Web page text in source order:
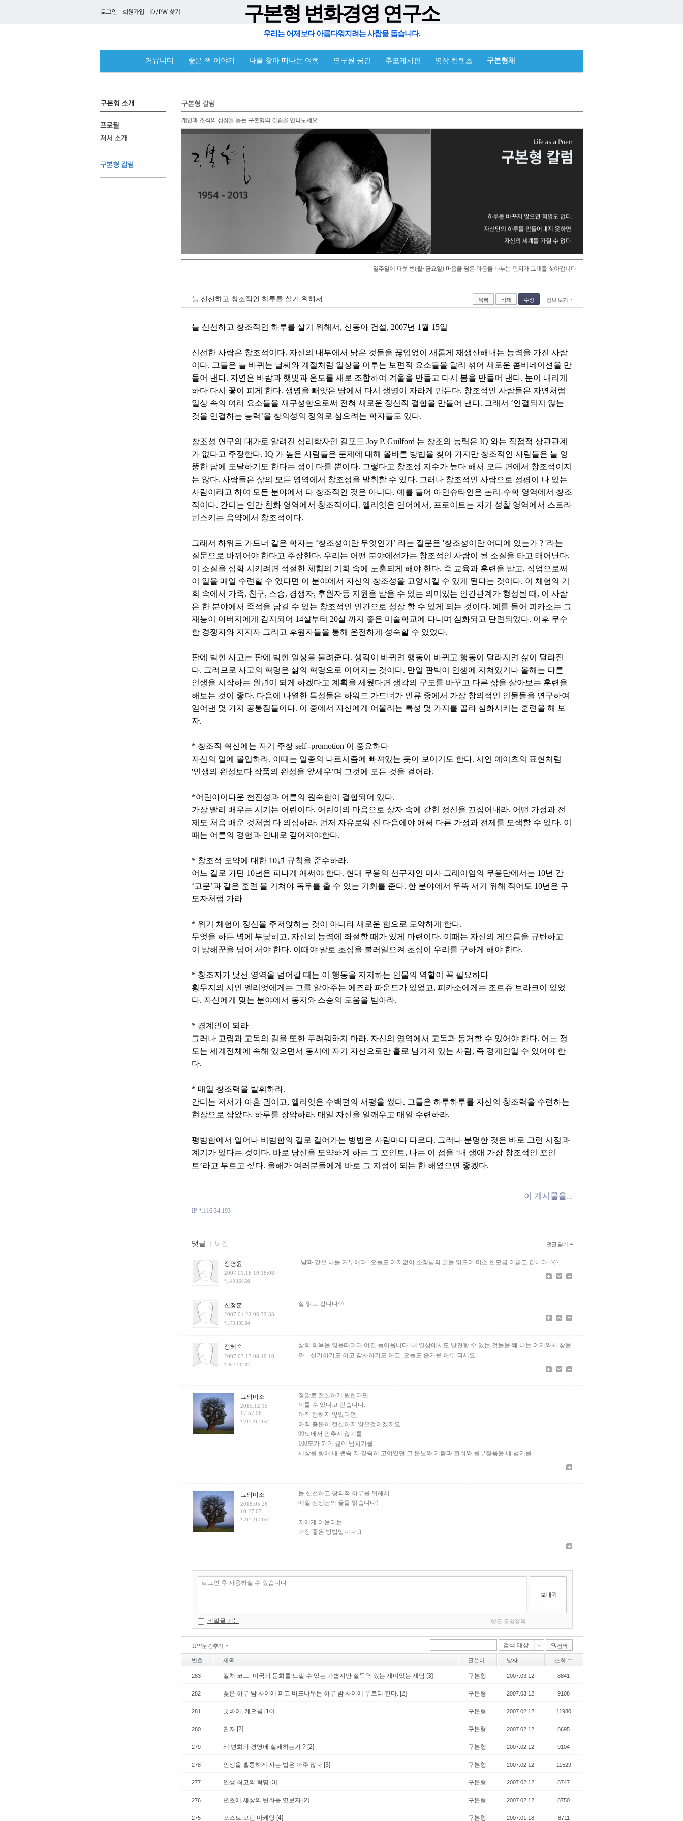
구본형 변화경영 연구소
우리는 어제보다 아름다워지려는 사람을 돕습니다.
커뮤니티 좋은 책 이야기 나를 찾아 떠나는 여행 연구원 공간 추모게시판 영상 컨텐츠 구본형체
늘 신선하고 창조적인 하루를 살기 위해서 목록 삭제 수정 정보 보기
늘 신선하고 창조적인 하루를 살기 위해서, 신동아 건설, 2007년 1월 15일
신선한 사람은 창조적이다. 자신의 내부에서 낡은 것들을 끊임없이 새롭게 재생산해내는 능력을 가진 사람
이다. 그들은 늘 바뀌는 날씨와 계절처럼 일상을 이루는 보편적 요소들을 달리 섞어 새로운 콤비네이션을 만
들어 낸다. 자연은 바람과 햇빛과 온도를 새로 조합하여 겨울을 만들고 다시 봄을 만들어 낸다. 눈이 내리게
하다 다시 꽃이 피게 한다. 생명을 빼앗은 땅에서 다시 생명이 자라게 만든다. 창조적인 사람들은 자연처럼
일상 속의 여러 요소들을 재구성함으로써 전혀 새로운 정신적 결합을 만들어 낸다. 그래서 ‘연결되지 않는
것을 연결하는 능력’을 창의성의 정의로 삼으려는 학자들도 있다.
창조성 연구의 대가로 알려진 심리학자인 길포드 Joy P. Guilford 는 창조의 능력은 IQ 와는 직접적 상관관계
가 없다고 주장한다. IQ 가 높은 사람들은 문제에 대해 올바른 방법을 찾아 가지만 창조적인 사람들은 늘 엉
뚱한 답에 도달하기도 한다는 점이 다를 뿐이다. 그렇다고 창조성 지수가 높다 해서 모든 면에서 창조적이지
는 않다. 사람들은 삶의 모든 영역에서 창조성을 발휘할 수 있다. 그러나 창조적인 사람으로 정평이 나 있는
사람이라고 하여 모든 분야에서 다 창조적인 것은 아니다. 예를 들어 아인슈타인은 논리-수학 영역에서 창조
적이다. 간디는 인간 친화 영역에서 창조적이다. 엘리엇은 언어에서, 프로이트는 자기 성찰 영역에서 스트라
빈스키는 음약에서 창조적이다.
그래서 하워드 가드너 같은 학자는 ‘창조성이란 무엇인가’ 라는 질문은 '창조성이란 어디에 있는가 ? '라는
질문으로 바뀌어야 한다고 주장한다. 우리는 어떤 분야에선가는 창조적인 사람이 될 소질을 타고 태어난다.
이 소질을 심화 시키려면 적절한 체험의 기회 속에 노출되게 해야 한다. 즉 교육과 훈련을 받고, 직업으로써
이 일을 매일 수련할 수 있다면 이 분야에서 자신의 창조성을 고양시킬 수 있게 된다는 것이다. 이 체험의 기
회 속에서 가족, 친구, 스승, 경쟁자, 후원자등 지원을 받을 수 있는 의미있는 인간관계가 형성될 때, 이 사람
은 한 분야에서 족적을 남길 수 있는 창조적인 인간으로 성장 할 수 있게 되는 것이다. 예를 들어 피카소는 그
재능이 아버지에게 감지되어 14살부터 20살 까지 좋은 미술학교에 다니며 심화되고 단련되었다. 이후 무수
한 경쟁자와 지지자 그리고 후원자들을 통해 온전하게 성숙할 수 있었다.
판에 박힌 사고는 판에 박힌 일상을 물려준다. 생각이 바뀌면 행동이 바뀌고 행동이 달라지면 삶이 달라진
다. 그러므로 사고의 혁명은 삶의 혁명으로 이어지는 것이다. 만일 판박이 인생에 지쳐있거나 올해는 다른
인생을 시작하는 원년이 되게 하겠다고 계획을 세웠다면 생각의 구도를 바꾸고 다른 삶을 살아보는 훈련을
해보는 것이 좋다. 다음에 나열한 특성들은 하워드 가드너가 인류 중에서 가장 창의적인 인물들을 연구하여
얻어낸 몇 가지 공통점들이다. 이 중에서 자신에게 어울리는 특성 몇 가지를 골라 심화시키는 훈련을 해 보
자.
* 창조적 혁신에는 자기 주창 self -promotion 이 중요하다
자신의 일에 몰입하라. 이때는 일종의 나르시즘에 빠져있는 듯이 보이기도 한다. 시인 예이츠의 표현처럼
'인생의 완성보다 작품의 완성을 앞세우’며 그것에 모든 것을 걸어라.
*어린아이다운 천진성과 어른의 원숙함이 결합되어 있다.
가장 빨리 배우는 시기는 어린이다. 어린이의 마음으로 상자 속에 갇힌 정신을 끄집어내라. 어떤 가정과 전
제도 처음 배운 것처럼 다 의심하라. 먼저 자유로워 진 다음에야 애써 다른 가정과 전제를 모색할 수 있다. 이
때는 어른의 경험과 인내로 깊어져야한다.
* 창조적 도약에 대한 10년 규칙을 준수하라.
어느 길로 가던 10년은 피나게 애써야 한다. 현대 무용의 선구자인 마사 그레이엄의 무용단에서는 10년 간
‘고문’과 같은 훈련 을 거쳐야 독무를 출 수 있는 기회를 준다. 한 분야에서 우뚝 서기 위해 적어도 10년은 구
도자처럼 가라
* 위기 체험이 정신을 주저앉히는 것이 아니라 새로운 힘으로 도약하게 한다.
무엇을 하든 벽에 부딪히고, 자신의 능력에 좌절할 때가 있게 마련이다. 이때는 자신의 게으름을 규탄하고
이 방해꾼을 넘어 서야 한다. 이때야 말로 초심을 불러일으켜 초심이 우리를 구하게 해야 한다.
* 창조자가 낯선 영역을 넘어갈 때는 이 행동을 지지하는 인물의 역할이 꼭 필요하다
황무지의 시인 엘리엇에게는 그를 알아주는 에즈라 파운드가 있었고, 피카소에게는 조르쥬 브라크이 있었
다. 자신에게 맞는 분야에서 동지와 스승의 도움을 받아라.
* 경계인이 되라
그러나 고립과 고독의 길을 또한 두려워하지 마라. 자신의 영역에서 고독과 동거할 수 있어야 한다. 어느 정
도는 세계전체에 속해 있으면서 동시에 자기 자신으로만 홀로 남겨져 있는 사람, 즉 경계인일 수 있어야 한
다.
* 매일 창조력을 발휘하라.
간디는 저서가 아흔 권이고, 엘리엇은 수백편의 서평을 썼다. 그들은 하루하루를 자신의 창조력을 수련하는
현장으로 삼았다. 하루를 장악하라. 매일 자신을 일깨우고 매일 수련하라.
평범함에서 일어나 비범함의 길로 걸어가는 벙법은 사람마다 다르다. 그러나 분명한 것은 바로 그런 시점과
계기가 있다는 것이다. 바로 당신을 도약하게 하는 그 포인트, 나는 이 점을 ‘내 생애 가장 창조적인 포인
트’라고 부르고 싶다. 올해가 여러분들에게 바로 그 지점이 되는 한 해였으면 좋겠다.
이 게시물을...
IP *.116.34.193
댓글 5 건 댓글 닫기
정명윤
2007.01.18 19:16:08
*.149.166.50
"남과 같은 나를 거부해라" 오늘도 여지없이 소장님의 글을 읽으며 미소 한모금 머금고 갑니다. ^(^
신정훈
2007.01.22 06:32:33
*.173.139.94
잘 읽고 갑니다^^
정혜숙
2007.03.13 08:49:10
*.48.143.207
삶의 의욕을 잃을때마다 여길 들어옵니다. 내 일상에서도 발견할 수 있는 것들을 왜 나는 여기와서 찾을
까....신기하기도 하고 감사하기도 하고..오늘도 즐거운 하루 되세요,
그의미소
2015.12.15
17:57:06
*.212.217.154
정말로 절실하게 원한다면,
이룰 수 있다고 믿습니다.
아직 행하지 않았다면,
아직 충분히 절실하지 않은것이겠지요.
99도에서 멈추지 않기를.
100도가 되어 끓어 넘치기를.
세상을 향해 내 뱃속 저 깊숙히 고여있던 그 분노와 기쁨과 환희와 울부짖음을 내 밷기를.
그의미소
2018.05.26
10:27:07
*.212.217.154
늘 신선하고 창의적 하루를 위해서
매일 선생님의 글을 읽습니다!
저에게 어울리는
가장 좋은 방법입니다 :)
비밀글 기능 댓글 운영정책
요약문 감추기 검색 대상 검색
번호 제목 글쓴이 날짜 조회 수
283 컬처 코드- 미국의 문화를 느낄 수 있는 가볍지만 설득력 있는 재미있는 재담 [3] 구본형 2007.03.12 8841
282 꽃은 하루 밤 사이에 피고 버드나무는 하루 밤 사이에 푸르러 진다. [2] 구본형 2007.03.12 9108
281 굿바이, 게으름 [10] 구본형 2007.02.12 11980
280 관자 [2] 구본형 2007.02.12 8695
279 왜 변화의 경영에 실패하는가 ? [2] 구본형 2007.02.12 9104
278 인생을 훌륭하게 사는 법은 아주 많다 [3] 구본형 2007.02.12 11529
277 인생 최고의 혁명 [3] 구본형 2007.02.12 8747
276 년초에 세상의 변화를 엿보자 [2] 구본형 2007.02.12 8750
275 포스트 모던 마케팅 [4] 구본형 2007.01.18 8711